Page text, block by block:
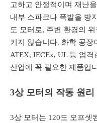
고하고 안정적이며 재난
내부 스파크나 폭발을 방
도 모터로, 주변 환경의
키지 않습니다. 화학 공장
ATEX, IECEx, UL 등 엄
산업에 꼭 필요한 제품입
3상 모터의 작동 원리
3상 모터는 120도 오프셋